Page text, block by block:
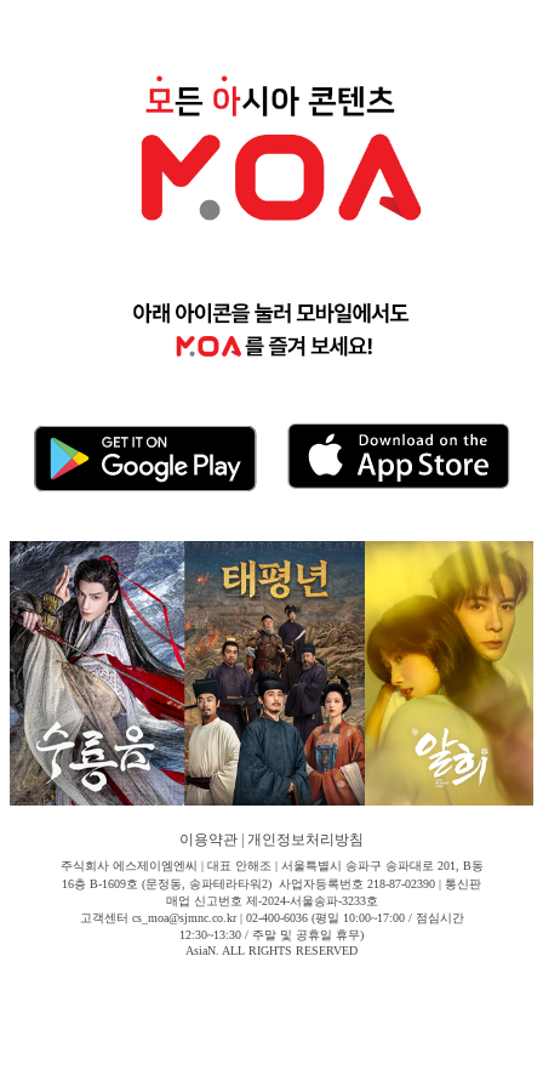
이용약관 개인정보처리방침
주식회사 에스제이엠엔씨 | 대표 안해조 | 서울특별시 송파구 송파대로 201, B동
16층 B-1609호 (문정동, 송파테라타워2) 사업자등록번호 218-87-02390 | 통신판
매업 신고번호 제-2024-서울송파-3233호
고객센터 cs_moa@sjmnc.co.kr | 02-400-6036 (평일 10:00~17:00 / 점심시간
12:30~13:30 / 주말 및 공휴일 휴무)
AsiaN. ALL RIGHTS RESERVED